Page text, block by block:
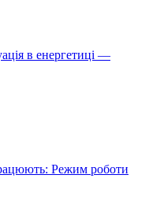
в енергетиці —
Режим роботи